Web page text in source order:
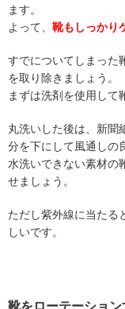
ます。
よって、 靴もしっかり
すでについてしまった
を取り除きましょう。
まずは洗剤を使用して
丸洗いした後は、新聞
分を下にして風通しの
水洗いできない素材の
せましょう。
ただし紫外線に当たる
しいです。